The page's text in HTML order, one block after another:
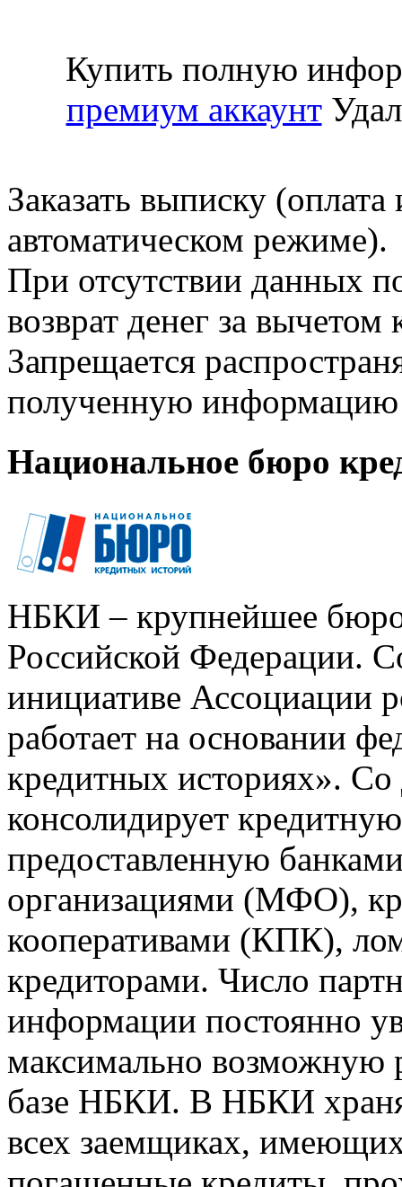
Купить полную
премиум аккаунт
Заказать выписку
автоматическом режиме).
При отсутствии данных
возврат денег за
Запрещается
полученную информацию
Национальное бюро
НБКИ – крупнейшее
Российской Федерации.
инициативе Ассоциации
работает на основании
кредитных историях».
консолидирует
предоставленную
организациями (МФО),
кооперативами (КПК),
кредиторами. Число
информации постоянно
максимально возможную
базе НБКИ. В НБКИ
всех заемщиках,